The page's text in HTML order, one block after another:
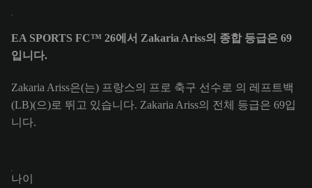
EA SPORTS FC™ 26에서 Zakaria Ariss의 종합 등급은 69
입니다.
Zakaria Ariss은(는) 프랑스의 프로 축구 선수로 의 레프트백
(LB)(으)로 뛰고 있습니다. Zakaria Ariss의 전체 등급은 69입
니다.
나이